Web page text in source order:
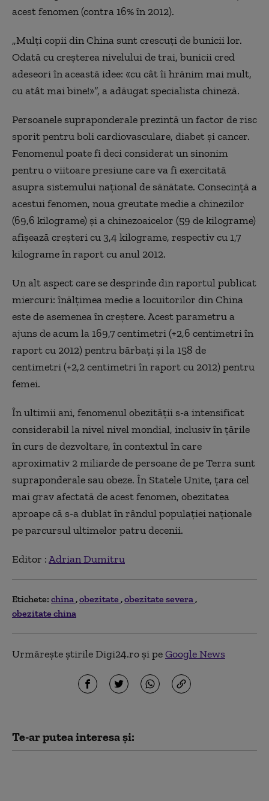
acest fenomen (contra 16% în 2012).
„Mulţi copii din China sunt crescuţi de bunicii lor.
Odată cu creşterea nivelului de trai, bunicii cred
adeseori în această idee: «cu cât îi hrănim mai mult,
cu atât mai bine!»”, a adăugat specialista chineză.
Persoanele supraponderale prezintă un factor de risc
sporit pentru boli cardiovasculare, diabet şi cancer.
Fenomenul poate fi deci considerat un sinonim
pentru o viitoare presiune care va fi exercitată
asupra sistemului naţional de sănătate. Consecinţă a
acestui fenomen, noua greutate medie a chinezilor
(69,6 kilograme) şi a chinezoaicelor (59 de kilograme)
afişează creşteri cu 3,4 kilograme, respectiv cu 1,7
kilograme în raport cu anul 2012.
Un alt aspect care se desprinde din raportul publicat
miercuri: înălţimea medie a locuitorilor din China
este de asemenea în creştere. Acest parametru a
ajuns de acum la 169,7 centimetri (+2,6 centimetri în
raport cu 2012) pentru bărbaţi şi la 158 de
centimetri (+2,2 centimetri în raport cu 2012) pentru
femei.
În ultimii ani, fenomenul obezităţii s-a intensificat
considerabil la nivel nivel mondial, inclusiv în ţările
în curs de dezvoltare, în contextul în care
aproximativ 2 miliarde de persoane de pe Terra sunt
supraponderale sau obeze. În Statele Unite, ţara cel
mai grav afectată de acest fenomen, obezitatea
aproape că s-a dublat în rândul populaţiei naţionale
pe parcursul ultimelor patru decenii.
Editor :Adrian Dumitru
Etichete: china obezitate obezitate severa
obezitate china
Urmărește știrile Digi24.ro și peGoogle News
Te-ar putea interesa și: